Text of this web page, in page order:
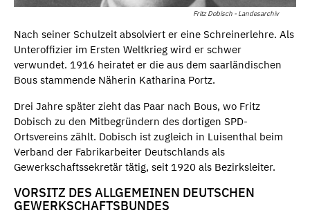
Fritz Dobisch - Landesarchiv
Nach seiner Schulzeit absolviert er eine Schreinerlehre. Als
Unteroffizier im Ersten Weltkrieg wird er schwer
verwundet. 1916 heiratet er die aus dem saarländischen
Bous stammende Näherin Katharina Portz.
Drei Jahre später zieht das Paar nach Bous, wo Fritz
Dobisch zu den Mitbegründern des dortigen SPD-
Ortsvereins zählt. Dobisch ist zugleich in Luisenthal beim
Verband der Fabrikarbeiter Deutschlands als
Gewerkschaftssekretär tätig, seit 1920 als Bezirksleiter.
VORSITZ DES ALLGEMEINEN DEUTSCHEN
GEWERKSCHAFTSBUNDES